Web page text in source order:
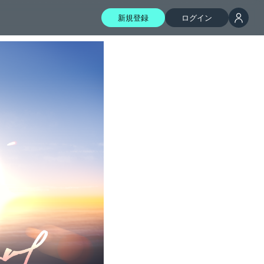
新規登録 ログイン